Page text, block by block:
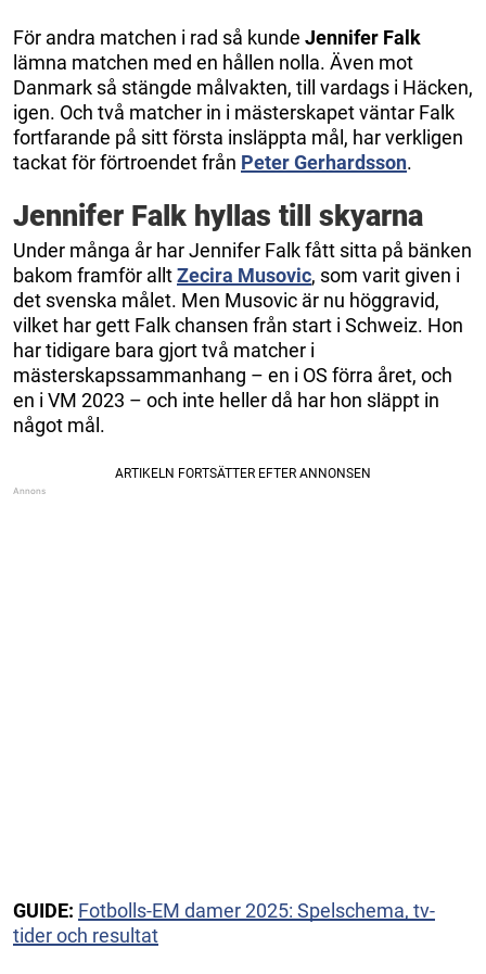
För andra matchen i rad så kunde Jennifer Falk
lämna matchen med en hållen nolla. Även mot
Danmark så stängde målvakten, till vardags i Häcken,
igen. Och två matcher in i mästerskapet väntar Falk
fortfarande på sitt första insläppta mål, har verkligen
tackat för förtroendet från Peter Gerhardsson.
Jennifer Falk hyllas till skyarna
Under många år har Jennifer Falk fått sitta på bänken
bakom framför alltZecira Musovic, som varit given i
det svenska målet. Men Musovic är nu höggravid,
vilket har gett Falk chansen från start i Schweiz. Hon
har tidigare bara gjort två matcher i
mästerskapssammanhang – en i OS förra året, och
en i VM 2023 – och inte heller då har hon släppt in
något mål.
GUIDE: Fotbolls-EM damer 2025: Spelschema, tv-
tider och resultat